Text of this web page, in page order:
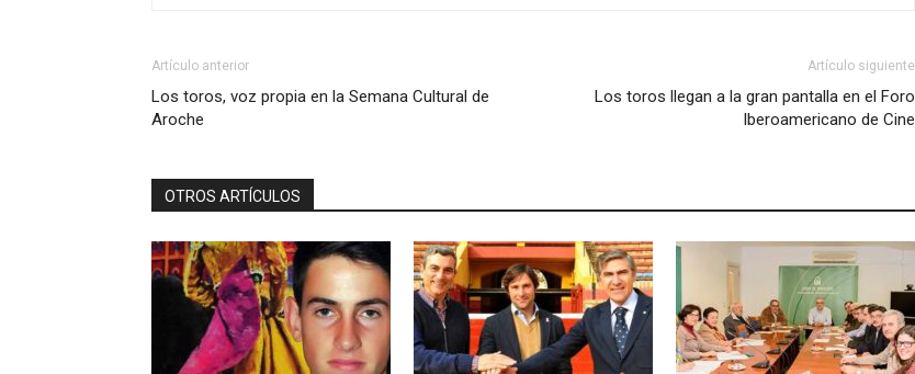
Artículo anterior
Los toros, voz propia en la Semana Cultural de
Aroche
Artículo siguiente
Los toros llegan a la gran pantalla en el Foro
Iberoamericano de Cine
OTROS ARTÍCULOS